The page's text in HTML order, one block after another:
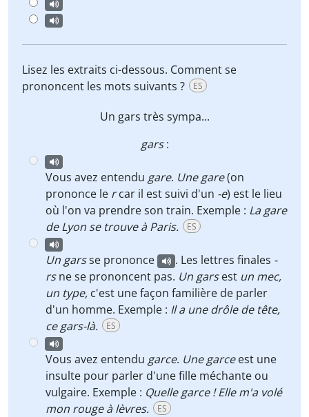
Lisez les extraits ci-dessous. Comment se
prononcent les mots suivants ?
ES
Un gars très sympa...
gars:
Vous avez entendu gare. Une gare(on
prononce le rcar il est suivi d'un -e) est le lieu
où l'on va prendre son train. Exemple : La gare
de Lyon se trouve à Paris.
ES
Un garsse prononce . Les lettres finales -
rsne se prononcent pas. Un garsest un mec,
un type, c'est une façon familière de parler
d'un homme. Exemple : Il a une drôle de tête,
ce gars-là.
ES
Vous avez entendu garce. Une garceest une
insulte pour parler d'une fille méchante ou
vulgaire. Exemple : Quelle garce ! Elle m'a volé
mon rouge à lèvres.
ES